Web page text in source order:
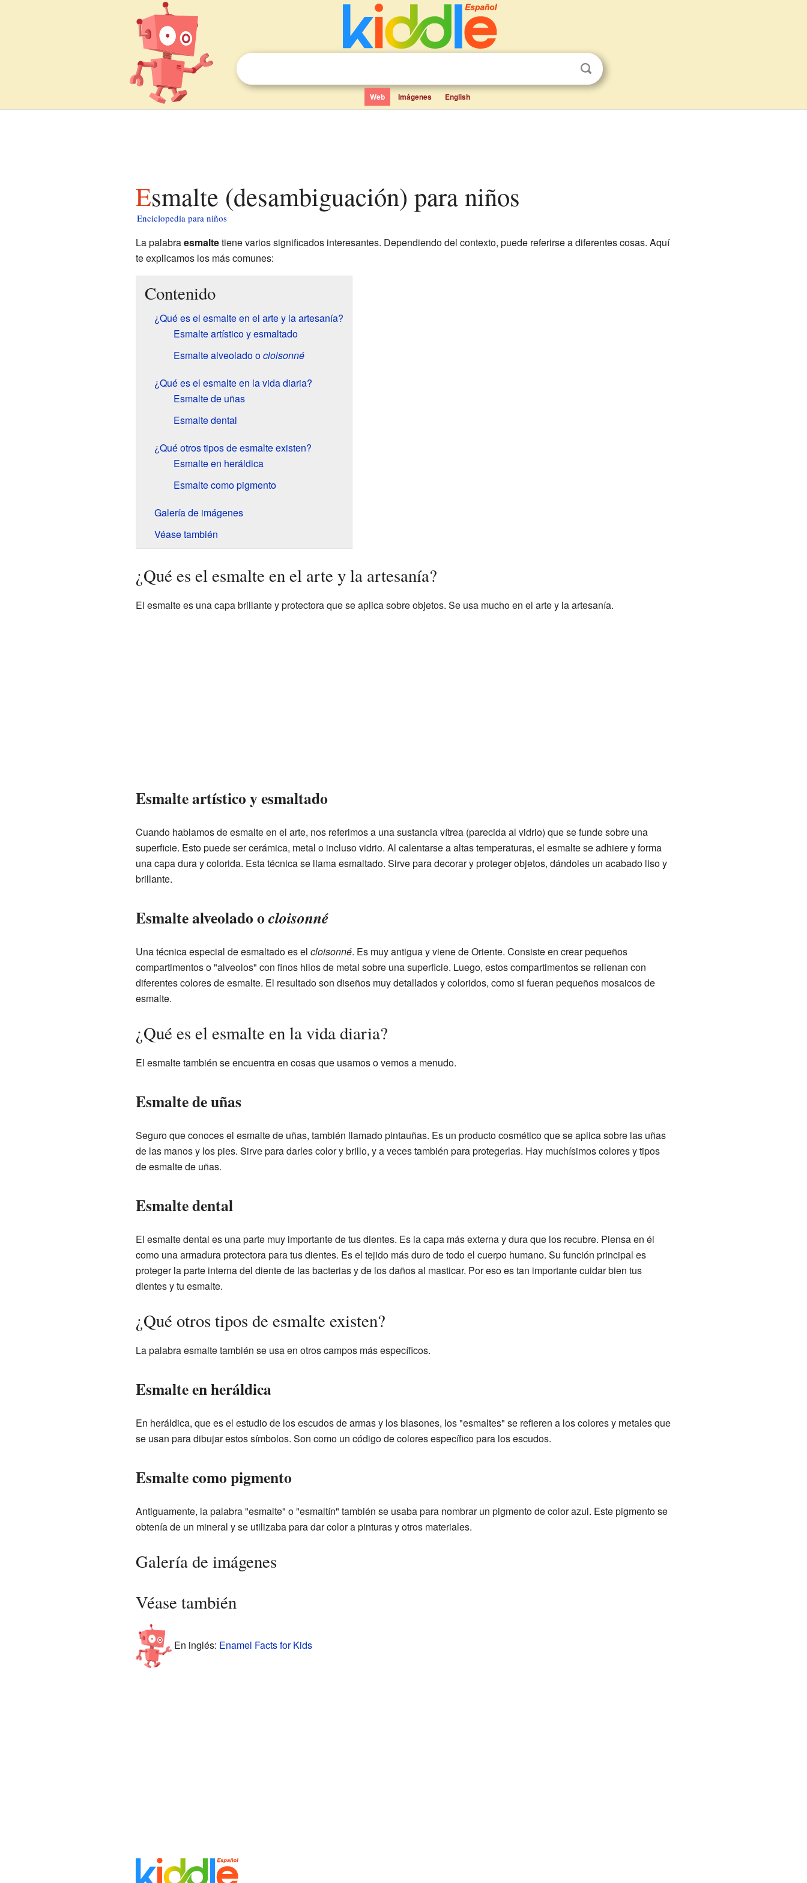
Web Imágenes English
Esmalte (desambiguación) para niños
Enciclopedia para niños
La palabraesmaltetiene varios significados interesantes. Dependiendo del contexto, puede referirse a diferentes cosas. Aquí
te explicamos los más comunes:
Contenido
¿Qué es el esmalte en el arte y la artesanía?
Esmalte artístico y esmaltado
Esmalte alveolado ocloisonné
¿Qué es el esmalte en la vida diaria?
Esmalte de uñas
Esmalte dental
¿Qué otros tipos de esmalte existen?
Esmalte en heráldica
Esmalte como pigmento
Galería de imágenes
Véase también
¿Qué es el esmalte en el arte y la artesanía?
El esmalte es una capa brillante y protectora que se aplica sobre objetos. Se usa mucho en el arte y la artesanía.
Esmalte artístico y esmaltado
Cuando hablamos de esmalte en el arte, nos referimos a una sustancia vítrea (parecida al vidrio) que se funde sobre una
superficie. Esto puede ser cerámica, metal o incluso vidrio. Al calentarse a altas temperaturas, el esmalte se adhiere y forma
una capa dura y colorida. Esta técnica se llama esmaltado. Sirve para decorar y proteger objetos, dándoles un acabado liso y
brillante.
Esmalte alveolado ocloisonné
Una técnica especial de esmaltado es el cloisonné. Es muy antigua y viene de Oriente. Consiste en crear pequeños
compartimentos o "alveolos" con finos hilos de metal sobre una superficie. Luego, estos compartimentos se rellenan con
diferentes colores de esmalte. El resultado son diseños muy detallados y coloridos, como si fueran pequeños mosaicos de
esmalte.
¿Qué es el esmalte en la vida diaria?
El esmalte también se encuentra en cosas que usamos o vemos a menudo.
Esmalte de uñas
Seguro que conoces el esmalte de uñas, también llamado pintauñas. Es un producto cosmético que se aplica sobre las uñas
de las manos y los pies. Sirve para darles color y brillo, y a veces también para protegerlas. Hay muchísimos colores y tipos
de esmalte de uñas.
Esmalte dental
El esmalte dental es una parte muy importante de tus dientes. Es la capa más externa y dura que los recubre. Piensa en él
como una armadura protectora para tus dientes. Es el tejido más duro de todo el cuerpo humano. Su función principal es
proteger la parte interna del diente de las bacterias y de los daños al masticar. Por eso es tan importante cuidar bien tus
dientes y tu esmalte.
¿Qué otros tipos de esmalte existen?
La palabra esmalte también se usa en otros campos más específicos.
Esmalte en heráldica
En heráldica, que es el estudio de los escudos de armas y los blasones, los "esmaltes" se refieren a los colores y metales que
se usan para dibujar estos símbolos. Son como un código de colores específico para los escudos.
Esmalte como pigmento
Antiguamente, la palabra "esmalte" o "esmaltín" también se usaba para nombrar un pigmento de color azul. Este pigmento se
obtenía de un mineral y se utilizaba para dar color a pinturas y otros materiales.
Galería de imágenes
Véase también
En inglés: Enamel Facts for Kids